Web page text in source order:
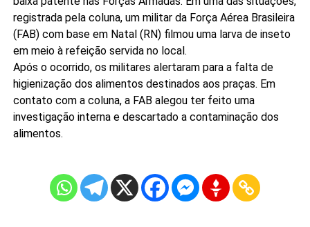
registrada pela coluna, um militar da Força Aérea Brasileira
(FAB) com base em Natal (RN) filmou uma larva de inseto
em meio à refeição servida no local.
Após o ocorrido, os militares alertaram para a falta de
higienização dos alimentos destinados aos praças. Em
contato com a coluna, a FAB alegou ter feito uma
investigação interna e descartado a contaminação dos
alimentos.